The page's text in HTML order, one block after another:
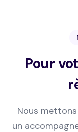
Pour
Nous
un